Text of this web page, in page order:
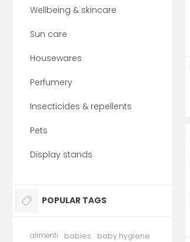
Wellbeing & skincare
Sun care
Housewares
Perfumery
Insecticides & repellents
Pets
Display stands
POPULAR TAGS
alimenti babies baby hygiene